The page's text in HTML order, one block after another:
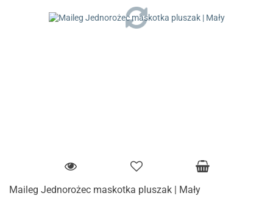
Maileg Jednorożec maskotka pluszak | Mały